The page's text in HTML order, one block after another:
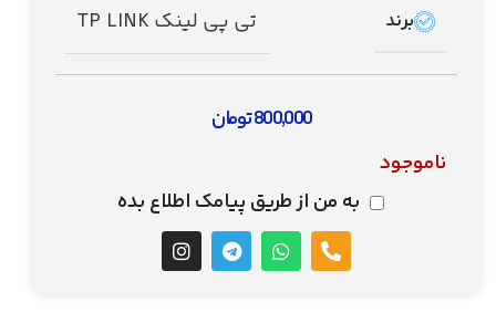
برند تی پی لینک TP LINK
800,000تومان
ناموجود
به من از طریق پیامک اطلاع بده